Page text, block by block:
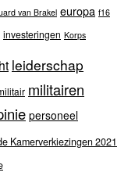
van Brakel europa f16
investeringen Korps
leiderschap
militairen
personeel
Kamerverkiezingen 2021